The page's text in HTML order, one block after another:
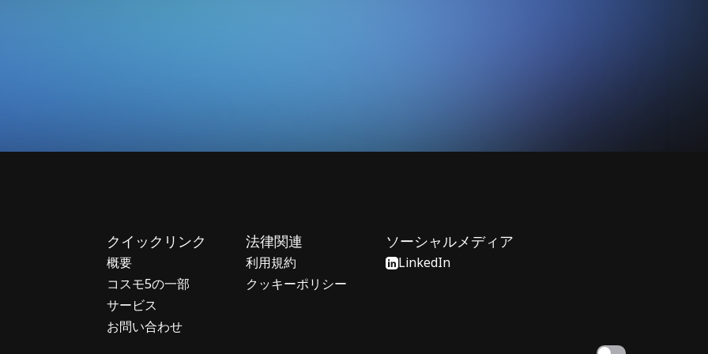
of the Cosmo5 website
クイックリンク
概要
コスモ5の一部
サービス
お問い合わせ
法律関連
利用規約
クッキーポリシー
ソーシャルメディア
LinkedIn